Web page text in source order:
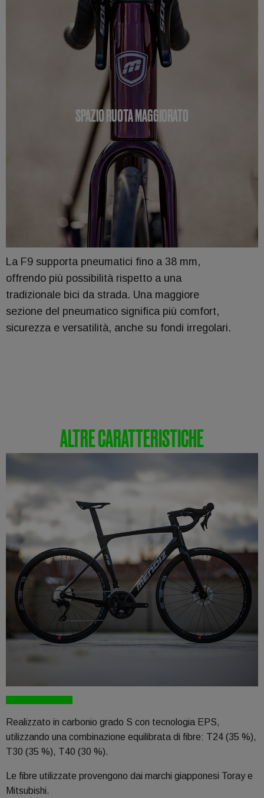
SPAZIO RUOTA MAGGIORATO
La F9 supporta pneumatici fino a 38 mm,
offrendo più possibilità rispetto a una
tradizionale bici da strada. Una maggiore
sezione del pneumatico significa più comfort,
sicurezza e versatilità, anche su fondi irregolari.
ALTRE CARATTERISTICHE
Realizzato in carbonio grado S con tecnologia EPS,
utilizzando una combinazione equilibrata di fibre: T24 (35 %),
T30 (35 %), T40 (30 %).
Le fibre utilizzate provengono dai marchi giapponesi Toray e
Mitsubishi.